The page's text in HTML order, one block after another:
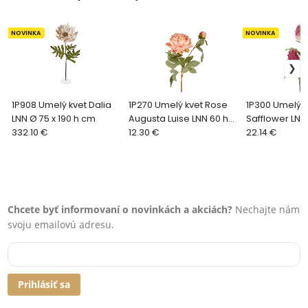
1P908 Umelý kvet Dalia
LNN Ø 75 x 190 h cm
NOVINKA
332.10 €
1P270 Umelý kvet Rose
Augusta Luise LNN 60 h
cm
12.30 €
1P300 Umelý
Safflower
NOVINKA
22.14 €
Chcete byť informovaní o novinkách a akciách? Nechajte nám
svoju emailovú adresu.
Prihlásiť sa